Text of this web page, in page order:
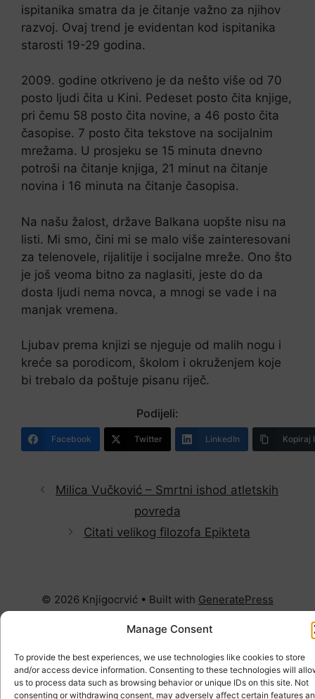
Manage Consent
To provide the best experiences, we use technologies like cookies to store
and/or access device information. Consenting to these technologies will
us to process data such as browsing behavior or unique IDs on this site. Not
consenting or withdrawing consent, may adversely affect certain features
ispitanika smatra da je čitanje važno za njihov
razvoj. Ovaj trend je evidentan kod ispitanika
starosti 19-29 godina.
2009. godine otkriveno je da nešto više od 70
posto ljudi čita u Kini. Pedeset posto čita knjige,
pri čemu 58 posto čita novine, a 46 posto čita
časopise. 7 posto čita tekstove na socijalnim
mrežama. U prosjeku se 15 minuta dnevno
potroši na čitanje knjiga, 21 minut na čitanje
novina i 16 minuta na čitanje časopisa.
Na našu žalost, države Balkana uopšte nisu na
listi. Mi smo, čini mi se malo više zainteresovani
za telenovele, rijalitije i socijalne mreže. Ono što
je još veoma bitno za naglasiti, jeste do da
dosta ljudi nema novca, a mnogi se vade i na
manjak vremena.
Ljubav prema knjizi se njeguje od malih nogu i
kreće sa porodicom, školom i okruženjem koje
bi trebalo da poštuje pisanu riječ.
Podijeli:
Facebook Twitter LinkedIn Kopiraj
Milica Vučković – Smrtni ishod atletskih
povreda
Citati velikog filozofa Epikteta
© 2026 Knjigocrvić • Built with GeneratePress